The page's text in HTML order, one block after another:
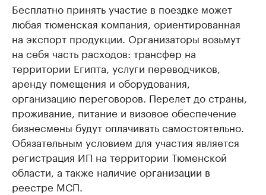
Бесплатно принять участие в поездке может
любая тюменская компания, ориентированная
на экспорт продукции. Организаторы возьмут
на себя часть расходов: трансфер на
территории Египта, услуги переводчиков,
аренду помещения и оборудования,
организацию переговоров. Перелет до страны,
проживание, питание и визовое обеспечение
бизнесмены будут оплачивать самостоятельно.
Обязательным условием для участия является
регистрация ИП на территории Тюменской
области, а также наличие организации в
реестре МСП.